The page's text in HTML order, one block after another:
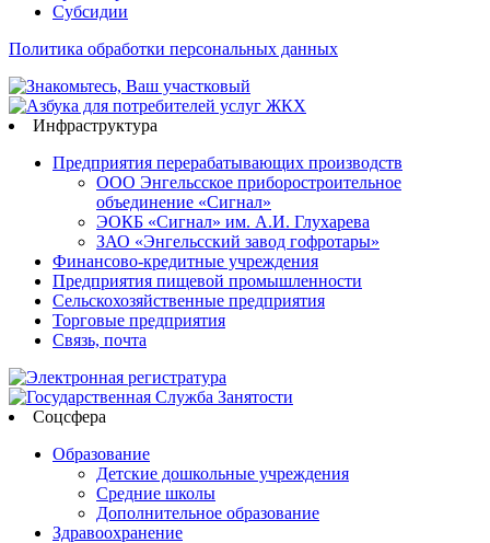
Субсидии
Политика обработки персональных данных
Инфраструктура
Предприятия перерабатывающих производств
ООО Энгельсское приборостроительное
объединение «Сигнал»
ЭОКБ «Сигнал» им. А.И. Глухарева
ЗАО «Энгельсский завод гофротары»
Финансово-кредитные учреждения
Предприятия пищевой промышленности
Сельскохозяйственные предприятия
Торговые предприятия
Связь, почта
Соцсфера
Образование
Детские дошкольные учреждения
Средние школы
Дополнительное образование
Здравоохранение